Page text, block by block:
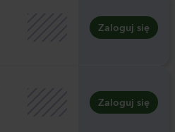
Zaloguj się
Zaloguj się